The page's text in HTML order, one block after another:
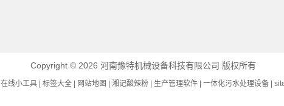
Copyright © 2026 河南豫特机械设备科技有限公司 版权所有
在线小工具 | 标签大全 | 网站地图 | 湘记酸辣粉 | 生产管理软件 | 一体化污水处理设备 |